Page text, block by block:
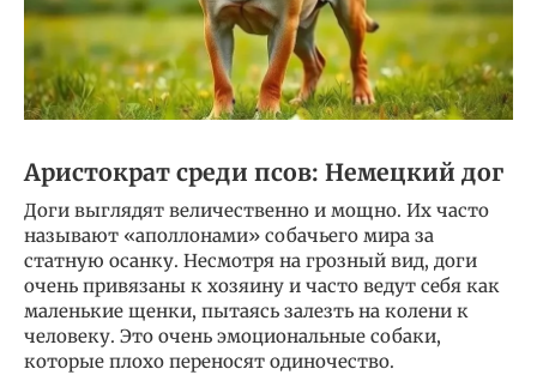
Аристократ среди псов: Немецкий дог
Доги выглядят величественно и мощно. Их часто
называют «аполлонами» собачьего мира за
статную осанку. Несмотря на грозный вид, доги
очень привязаны к хозяину и часто ведут себя как
маленькие щенки, пытаясь залезть на колени к
человеку. Это очень эмоциональные собаки,
которые плохо переносят одиночество.